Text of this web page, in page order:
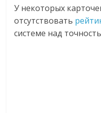
У некоторых
отсутствовать
системе над